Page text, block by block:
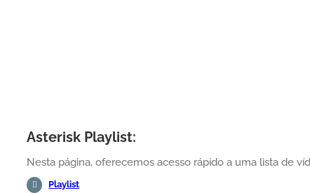
Asterisk Playlist:
Nesta página, oferecemos acesso rápido a uma lista de
Playlist